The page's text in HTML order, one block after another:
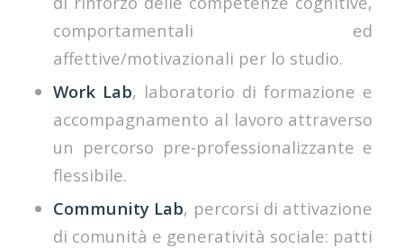
comportamentali ed
affettive/motivazionali per lo studio.
Work Lab, laboratorio di formazione e
accompagnamento al lavoro attraverso
un percorso pre-professionalizzante e
flessibile.
Community Lab, percorsi di attivazione
di comunità e generatività sociale: patti